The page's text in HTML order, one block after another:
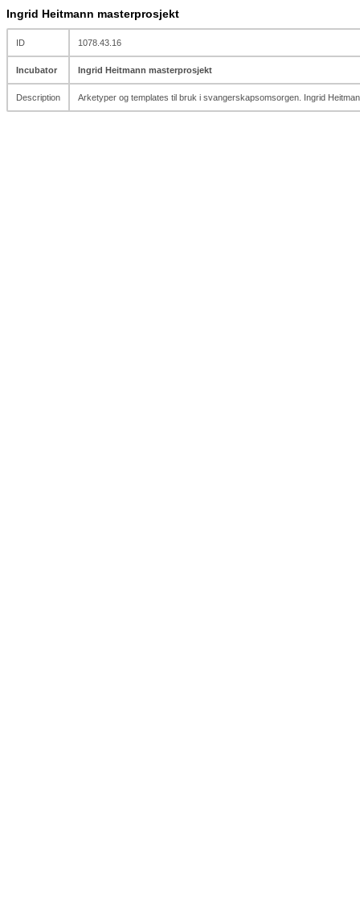
Ingrid Heitmann masterprosjekt
ID 1078.43.16
Incubator Ingrid Heitmann masterprosjekt
Description Arketyper og templates til bruk i svangerskapsomsorgen. Ingrid